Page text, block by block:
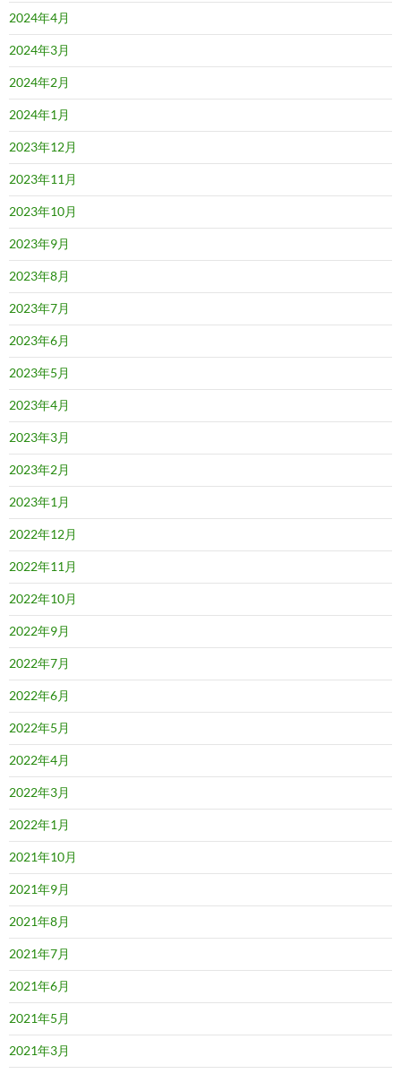
2024年4月
2024年3月
2024年2月
2024年1月
2023年12月
2023年11月
2023年10月
2023年9月
2023年8月
2023年7月
2023年6月
2023年5月
2023年4月
2023年3月
2023年2月
2023年1月
2022年12月
2022年11月
2022年10月
2022年9月
2022年7月
2022年6月
2022年5月
2022年4月
2022年3月
2022年1月
2021年10月
2021年9月
2021年8月
2021年7月
2021年6月
2021年5月
2021年3月